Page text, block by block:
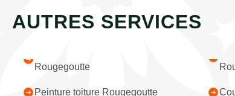
AUTRES SERVICES
Rougegoutte
Peinture toiture Rougegoutte